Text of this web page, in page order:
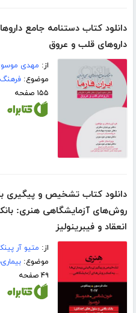
دانلود کتاب دستنامه جامع
داروهای قلب و عروق
از: مهدی
موضوع:فرهنگ
۱۵۵ صفحه
دانلود کتاب تشخیص و پیگیری
روش‌های آزمایشگاهی هنری:
انعقاد و فیبرینولیز
از: متیو آر
موضوع:
۴۹ صفحه